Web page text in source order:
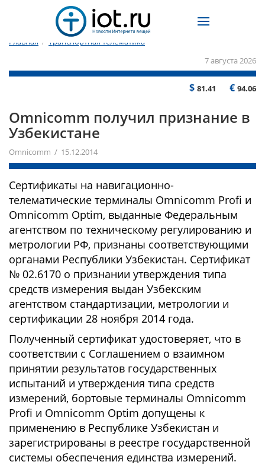
Главная /
Транспортная телематика
7 августа 2026
$ 81.41 € 94.06
Omnicomm получил признание в
Узбекистане
Omnicomm / 15.12.2014
Сертификаты на навигационно-
телематические терминалы Omnicomm Profi и
Omnicomm Optim, выданные Федеральным
агентством по техническому регулированию и
метрологии РФ, признаны соответствующими
органами Республики Узбекистан. Сертификат
№ 02.6170 о признании утверждения типа
средств измерения выдан Узбекским
агентством стандартизации, метрологии и
сертификации 28 ноября 2014 года.
Полученный сертификат удостоверяет, что в
соответствии с Соглашением о взаимном
принятии результатов государственных
испытаний и утверждения типа средств
измерений, бортовые терминалы Omnicomm
Profi и Omnicomm Optim допущены к
применению в Республике Узбекистан и
зарегистрированы в реестре государственной
системы обеспечения единства измерений.